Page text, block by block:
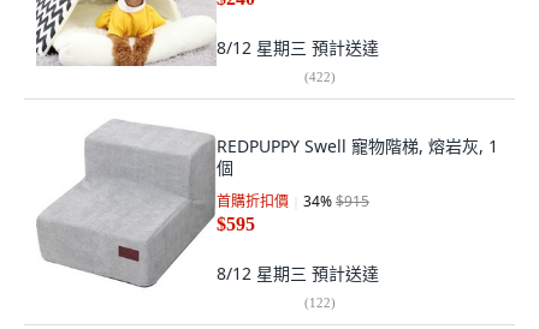
8/12 星期三 預計送達
(422)
REDPUPPY Swell 寵物階梯, 熔岩灰, 1
個
首購折扣價 34%$915
$595
8/12 星期三 預計送達
(122)